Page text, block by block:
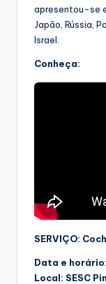
apresentou-se
Japão, Rússia,
Israel.
Conheça:
SERVIÇO:
Data e
Local: SESC